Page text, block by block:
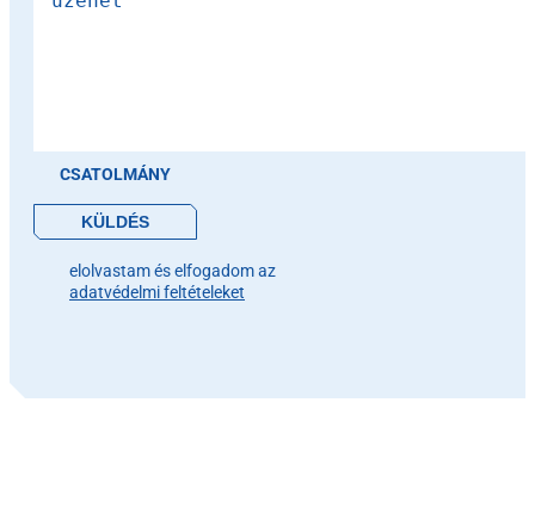
CSATOLMÁNY
Please leave this field empty.
elolvastam és elfogadom az
adatvédelmi feltételeket